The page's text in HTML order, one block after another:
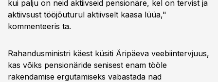
kui palju on neid aktiivseid pensionäre, kel on tervist ja
aktiivsust tööjõuturul aktiivselt kaasa lüüa,"
kommenteeris ta.
Rahandusministri käest küsiti Äripäeva veebiintervjuus,
kas võiks pensionäride senisest enam tööle
rakendamise ergutamiseks vabastada nad